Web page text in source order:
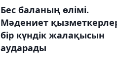
Бес баланың өлімі.
Мәдениет
бір күндік жалақысын
аударады